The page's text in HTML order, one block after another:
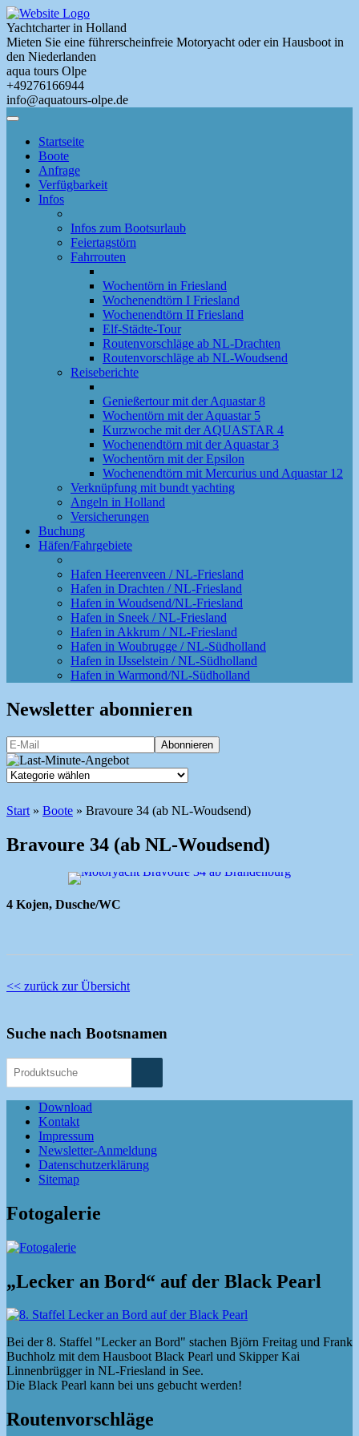
Skip
to
main
content
Yachtcharter in Holland
Mieten Sie eine führerscheinfreie Motoryacht oder ein Hausboot in
den Niederlanden
aqua tours Olpe
+49276166944
info@aquatours-olpe.de
Toggle
Startseite
Boote
Anfrage
Verfügbarkeit
Infos
Infos zum Bootsurlaub
Feiertagstörn
Fahrrouten
Wochentörn in Friesland
Wochenendtörn I Friesland
Wochenendtörn II Friesland
Elf-Städte-Tour
Routenvorschläge ab NL-Drachten
Routenvorschläge ab NL-Woudsend
Reiseberichte
Genießertour mit der Aquastar 8
Wochentörn mit der Aquastar 5
Kurzwoche mit der AQUASTAR 4
Wochenendtörn mit der Aquastar 3
Wochentörn mit der Epsilon
Wochenendtörn mit Mercurius und Aquastar 12
Verknüpfung mit bundt yachting
Angeln in Holland
Versicherungen
Buchung
Häfen/Fahrgebiete
Hafen Heerenveen / NL-Friesland
Hafen in Drachten / NL-Friesland
Hafen in Woudsend/NL-Friesland
Hafen in Sneek / NL-Friesland
Hafen in Akkrum / NL-Friesland
Hafen in Woubrugge / NL-Südholland
Hafen in IJsselstein / NL-Südholland
Hafen in Warmond/NL-Südholland
Newsletter abonnieren
Start » Boote » Bravoure 34 (ab NL-Woudsend)
Bravoure 34 (ab NL-Woudsend)
4 Kojen, Dusche/WC
<< zurück zur Übersicht
Suche nach Bootsnamen
Download
Kontakt
Impressum
Newsletter-Anmeldung
Datenschutzerklärung
Sitemap
Fotogalerie
„Lecker an Bord“ auf der Black Pearl
Bei der 8. Staffel "Lecker an Bord" stachen Björn Freitag und Frank
Buchholz mit dem Hausboot Black Pearl und Skipper Kai
Linnenbrügger in NL-Friesland in See.
Die Black Pearl kann bei uns gebucht werden!
Routenvorschläge